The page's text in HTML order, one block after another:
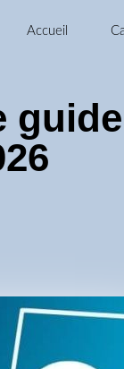
Accueil
guide